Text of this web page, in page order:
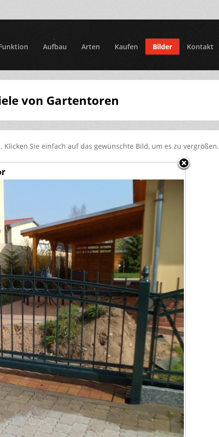
Aufbau Arten Kaufen Bilder Kontakt
von Gartentoren
Sie einfach auf das gewünschte Bild, um es zu vergrößen.